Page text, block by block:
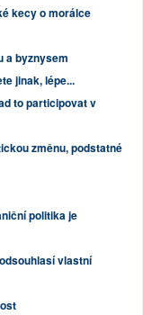
kecy o morálce
a byznysem
jinak, lépe...
to participovat v
změnu, podstatné
politika je
vlastní